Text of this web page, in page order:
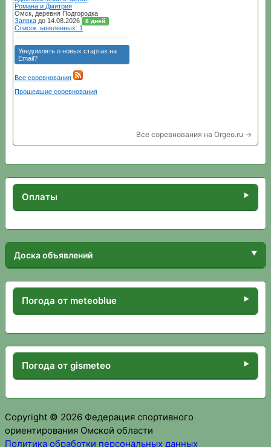
Все соревнования на Orgeo.ru →
Оплаты
Доска объявлений
Погода от meteoblue
Погода от gismeteo
Copyright © 2026 Федерация спортивного
ориентирования Омской области
Политика обработки персональных данных